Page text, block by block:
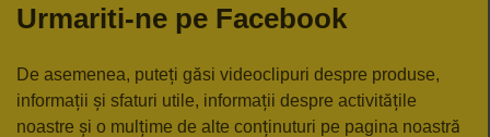
Urmariti-ne pe Facebook
De asemenea, puteți găsi videoclipuri despre produse,
informații și sfaturi utile, informații despre activitățile
noastre și o mulțime de alte conținuturi pe pagina noastră